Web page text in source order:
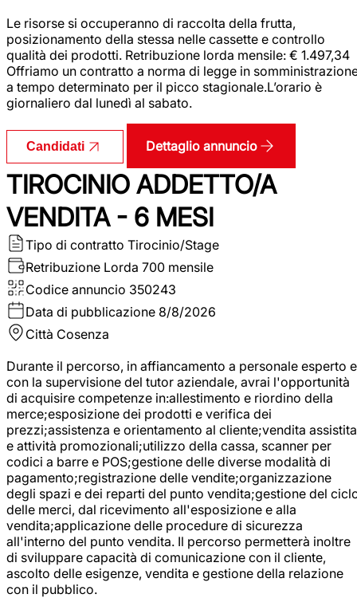
Le risorse si occuperanno di raccolta della frutta,
posizionamento della stessa nelle cassette e controllo
qualità dei prodotti. Retribuzione lorda mensile: € 1.497,34
Offriamo un contratto a norma di legge in
a tempo determinato per il picco stagionale.L’orario è
giornaliero dal lunedì al sabato.
Candidati Dettaglio annuncio
TIROCINIO ADDETTO/A
VENDITA - 6 MESI
Tipo di contratto Tirocinio/Stage
Retribuzione Lorda 700 mensile
Codice annuncio 350243
Data di pubblicazione 8/8/2026
Città Cosenza
Durante il percorso, in affiancamento a personale esperto e
con la supervisione del tutor aziendale, avrai l'opportunità
di acquisire competenze in:allestimento e riordino della
merce;esposizione dei prodotti e verifica dei
prezzi;assistenza e orientamento al cliente;vendita assistita
e attività promozionali;utilizzo della cassa, scanner per
codici a barre e POS;gestione delle diverse modalità di
pagamento;registrazione delle vendite;organizzazione
degli spazi e dei reparti del punto vendita;gestione del
delle merci, dal ricevimento all'esposizione e alla
vendita;applicazione delle procedure di sicurezza
all'interno del punto vendita. Il percorso permetterà inoltre
di sviluppare capacità di comunicazione con il cliente,
ascolto delle esigenze, vendita e gestione della relazione
con il pubblico.